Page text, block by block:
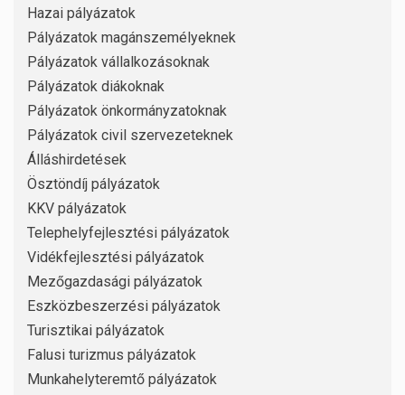
Hazai pályázatok
Pályázatok magánszemélyeknek
Pályázatok vállalkozásoknak
Pályázatok diákoknak
Pályázatok önkormányzatoknak
Pályázatok civil szervezeteknek
Álláshirdetések
Ösztöndíj pályázatok
KKV pályázatok
Telephelyfejlesztési pályázatok
Vidékfejlesztési pályázatok
Mezőgazdasági pályázatok
Eszközbeszerzési pályázatok
Turisztikai pályázatok
Falusi turizmus pályázatok
Munkahelyteremtő pályázatok